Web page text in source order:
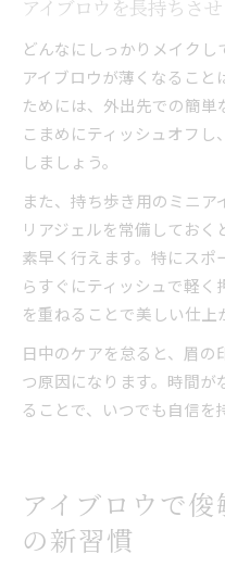
アイブロウを長持ちさ
どんなにしっかりメイク
アイブロウが薄くなること
ためには、外出先での簡
こまめにティッシュオフ
しましょう。
また、持ち歩き用のミニ
リアジェルを常備してお
素早く行えます。特にスポ
らすぐにティッシュで軽く
を重ねることで美しい仕上
日中のケアを怠ると、眉
つ原因になります。時間
ることで、いつでも自信を
アイブロウで
の新習慣